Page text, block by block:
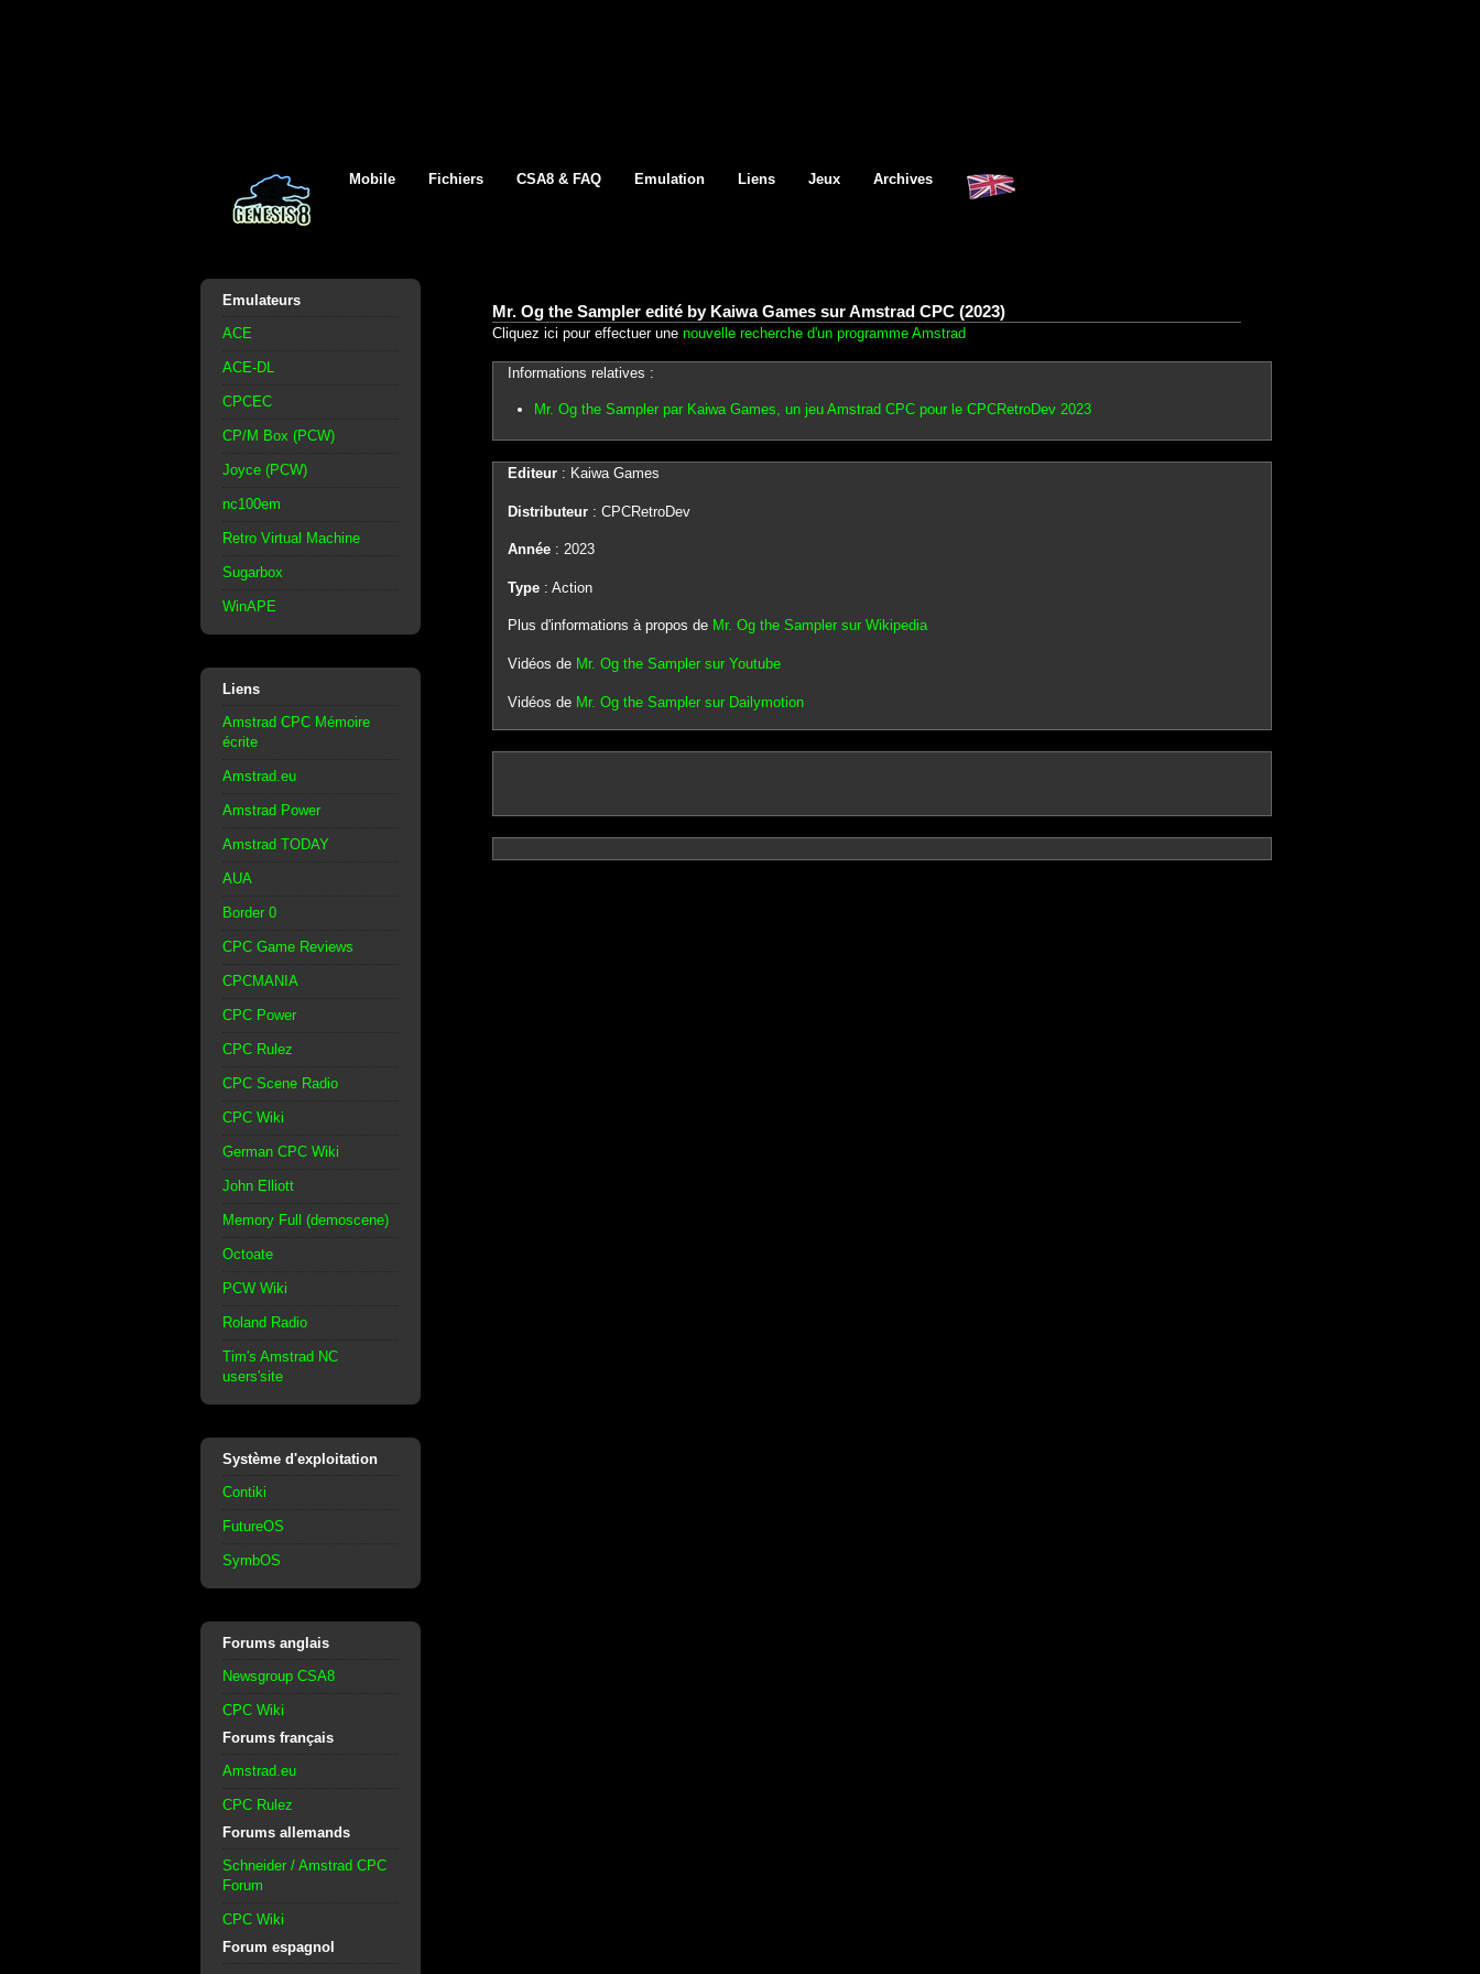
Mobile Fichiers CSA8 & FAQ Emulation Liens Jeux Archives
Emulateurs
ACE
ACE-DL
CPCEC
CP/M Box (PCW)
Joyce (PCW)
nc100em
Retro Virtual Machine
Sugarbox
WinAPE
Liens
Amstrad CPC Mémoire
écrite
Amstrad.eu
Amstrad Power
Amstrad TODAY
AUA
Border 0
CPC Game Reviews
CPCMANIA
CPC Power
CPC Rulez
CPC Scene Radio
CPC Wiki
German CPC Wiki
John Elliott
Memory Full (demoscene)
Octoate
PCW Wiki
Roland Radio
Tim's Amstrad NC
users'site
Système d'exploitation
Contiki
FutureOS
SymbOS
Forums anglais
Newsgroup CSA8
CPC Wiki
Forums français
Amstrad.eu
CPC Rulez
Forums allemands
Schneider / Amstrad CPC
Forum
CPC Wiki
Forum espagnol
Mr. Og the Sampler edité by Kaiwa Games sur Amstrad CPC (2023)
Cliquez ici pour effectuer une nouvelle recherche d'un programme Amstrad
Informations relatives :
Mr. Og the Sampler par Kaiwa Games, un jeu Amstrad CPC pour le CPCRetroDev 2023
Editeur: Kaiwa Games
Distributeur : CPCRetroDev
Année: 2023
Type: Action
Plus d'informations à propos de Mr. Og the Sampler sur Wikipedia
Vidéos de Mr. Og the Sampler sur Youtube
Vidéos de Mr. Og the Sampler sur Dailymotion